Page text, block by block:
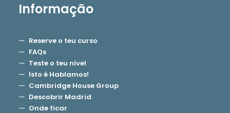
Informação
Reserve o teu curso
FAQs
Teste o teu nível
Isto é Hablamos!
Cambridge House Group
Descobrir Madrid
Onde ficar